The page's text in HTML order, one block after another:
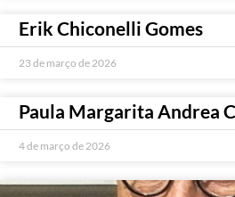
Erik Chiconelli Gomes
23 de março de 2026
Paula Margarita Andrea
4 de março de 2026